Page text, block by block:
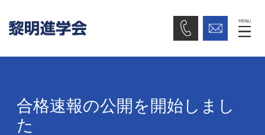
合格速報の公開を開始しまし
た